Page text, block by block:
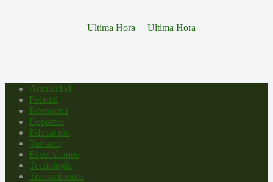
Actualidad
Policial
Economía
Deportes
Educación
Turismo
Espectáculos
Tecnología
Transmisiones